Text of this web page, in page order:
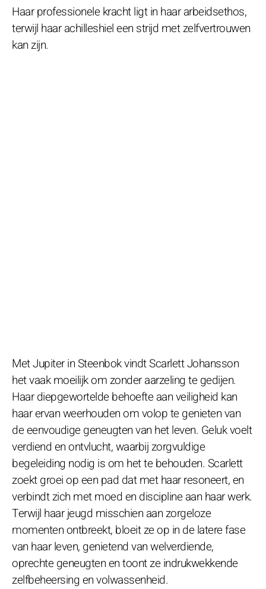
Haar professionele kracht ligt in haar arbeidsethos,
terwijl haar achilleshiel een strijd met zelfvertrouwen
kan zijn.
Met Jupiter in Steenbok vindt Scarlett Johansson
het vaak moeilijk om zonder aarzeling te gedijen.
Haar diepgewortelde behoefte aan veiligheid kan
haar ervan weerhouden om volop te genieten van
de eenvoudige geneugten van het leven. Geluk voelt
verdiend en ontvlucht, waarbij zorgvuldige
begeleiding nodig is om het te behouden. Scarlett
zoekt groei op een pad dat met haar resoneert, en
verbindt zich met moed en discipline aan haar werk.
Terwijl haar jeugd misschien aan zorgeloze
momenten ontbreekt, bloeit ze op in de latere fase
van haar leven, genietend van welverdiende,
oprechte geneugten en toont ze indrukwekkende
zelfbeheersing en volwassenheid.